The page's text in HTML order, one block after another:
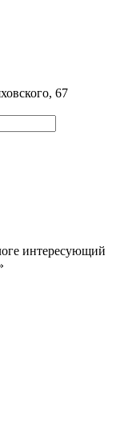
67
интересующий